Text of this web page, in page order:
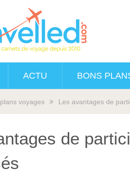
ACTU BONS
voyages Les avantages de
de